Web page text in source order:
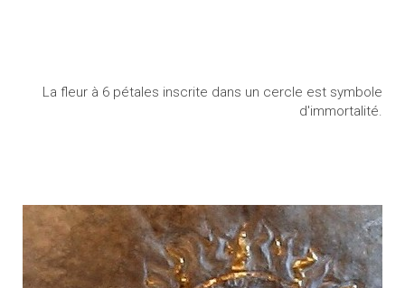
La fleur à 6 pétales inscrite dans un cercle est symbole
d'immortalité.